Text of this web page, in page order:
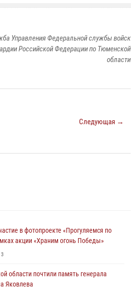
Управления Федеральной службы войск
Российской Федерации по Тюменской
области
Следующая →
в фотопроекте «Прогуляемся по
акции «Храним огонь Победы»
3
области почтили память генерала
Яковлева